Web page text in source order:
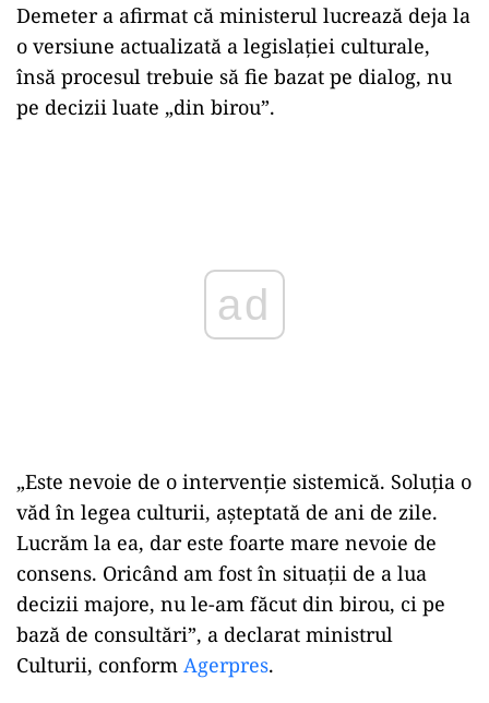
Demeter a afirmat că ministerul lucrează deja la
o versiune actualizată a legislației culturale,
însă procesul trebuie să fie bazat pe dialog, nu
pe decizii luate „din birou”.
„Este nevoie de o intervenție sistemică. Soluția o
văd în legea culturii, așteptată de ani de zile.
Lucrăm la ea, dar este foarte mare nevoie de
consens. Oricând am fost în situații de a lua
decizii majore, nu le-am făcut din birou, ci pe
bază de consultări”, a declarat ministrul
Culturii, conform Agerpres.